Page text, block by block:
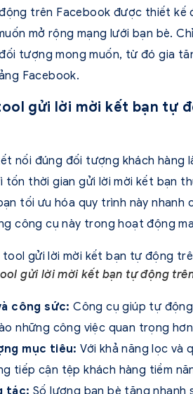
trên Facebook được thiết kế
mở rộng mạng lưới bạn bè.
tượng mong muốn, từ đó gia
Facebook.
gửi lời mời kết bạn tự
nối đúng đối tượng khách hàng
tốn thời gian gửi lời mời kết bạn
tối ưu hóa quy trình này nhanh
công cụ này trong hoạt động
gửi lời mời kết bạn tự động
công sức: Công cụ giúp tự
những công việc quan trọng
mục tiêu: Với khả năng lọc và
tiếp cận tệp khách hàng tiềm
tác: Số lượng bạn bè tăng